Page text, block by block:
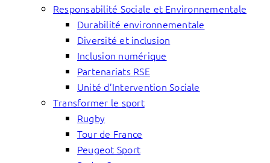
Responsabilité Sociale et Environnementale
Durabilité environnementale
Diversité et inclusion
Inclusion numérique
Partenariats RSE
Unité d’Intervention Sociale
Transformer le sport
Rugby
Tour de France
Peugeot Sport